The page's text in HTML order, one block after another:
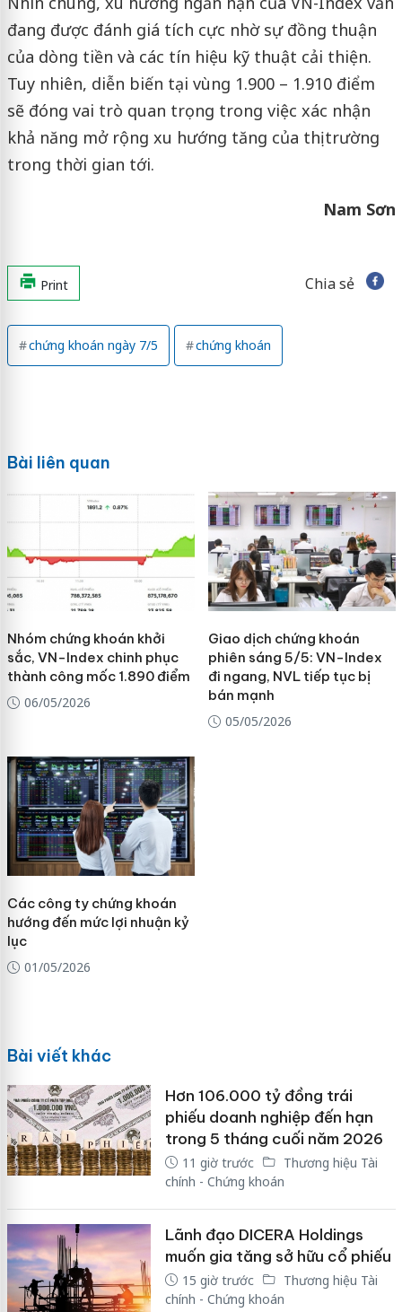
đang được đánh giá tích cực nhờ sự đồng thuận
của dòng tiền và các tín hiệu kỹ thuật cải thiện.
Tuy nhiên, diễn biến tại vùng 1.900 – 1.910 điểm
sẽ đóng vai trò quan trọng trong việc xác nhận
khả năng mở rộng xu hướng tăng của thị trường
trong thời gian tới.
Nam Sơn
Print Chia sẻ
chứng khoán ngày 7/5 chứng khoán
Bài liên quan
Nhóm chứng khoán khởi
sắc, VN-Index chinh phục
thành công mốc 1.890 điểm
06/05/2026
Giao dịch chứng khoán
phiên sáng 5/5: VN-Index
đi ngang, NVL tiếp tục bị
bán mạnh
05/05/2026
Các công ty chứng khoán
hướng đến mức lợi nhuận kỷ
lục
01/05/2026
Bài viết khác
Hơn 106.000 tỷ đồng trái
phiếu doanh nghiệp đến hạn
trong 5 tháng cuối năm 2026
11 giờ trước
Thương hiệu Tài
chính - Chứng khoán
Lãnh đạo DICERA Holdings
muốn gia tăng sở hữu cổ phiếu
15 giờ trước
Thương hiệu Tài
chính - Chứng khoán